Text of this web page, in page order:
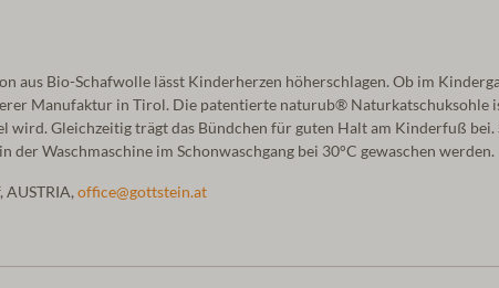
Bio-Schafwolle lässt Kinderherzen höherschlagen. Ob im
Manufaktur in Tirol. Die patentierte naturub®
wird. Gleichzeitig trägt das Bündchen für guten Halt am Kinderfuß
Waschmaschine im Schonwaschgang bei 30°C gewaschen werden.
office@gottstein.at